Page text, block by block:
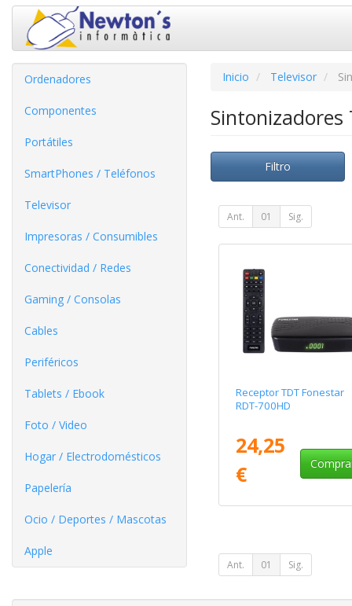
Ordenadores
Componentes
Portátiles
SmartPhones / Teléfonos
Televisor
Impresoras / Consumibles
Conectividad / Redes
Gaming / Consolas
Cables
Periféricos
Tablets / Ebook
Foto / Video
Hogar / Electrodomésticos
Papelería
Ocio / Deportes / Mascotas
Apple
Inicio Televisor
Filtro
Ant. 01 Sig.
Receptor TDT Fonestar
RDT-700HD
24,25
€
Ant. 01 Sig.